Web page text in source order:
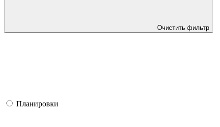
Очистить фильтр
Планировки